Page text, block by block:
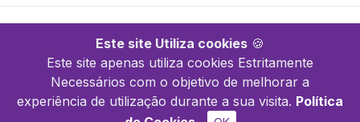
Este site Utiliza cookies 🍪
Este site apenas utiliza cookies Estritamente
Necessários com o objetivo de melhorar a
experiência de utilização durante a sua visita. Política
©2026 Escolar. Todos os direitos reservados